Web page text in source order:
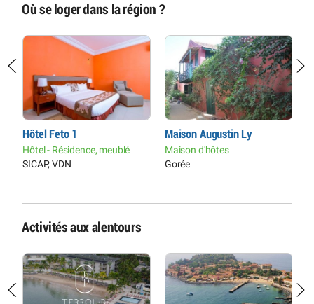
Où se loger dans la région ?
Hôtel Feto 1
Hôtel - Résidence, meublé
SICAP, VDN
Maison Augustin Ly
Maison d'hôtes
Gorée
Activités aux alentours